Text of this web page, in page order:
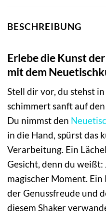
BESCHREIBUNG
Erlebe die Kunst
mit dem
Stell dir vor, du stehst
schimmert sanft auf
Du nimmst den
in die Hand, spürst das
Verarbeitung. Ein
Gesicht, denn du
magischer Moment.
der Genussfreude und
diesem Shaker